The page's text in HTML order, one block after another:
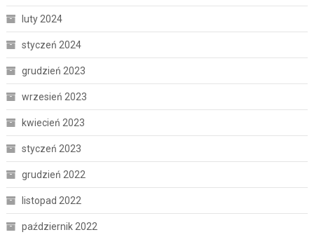
luty 2024
styczeń 2024
grudzień 2023
wrzesień 2023
kwiecień 2023
styczeń 2023
grudzień 2022
listopad 2022
październik 2022